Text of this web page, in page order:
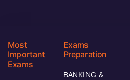
Most
Important
Exams
Exams
Preparation
BANKING &